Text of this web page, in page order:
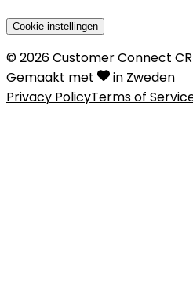
Cookie-instellingen
©2026Customer Connect
Gemaakt met
in Zweden
Privacy PolicyTerms of